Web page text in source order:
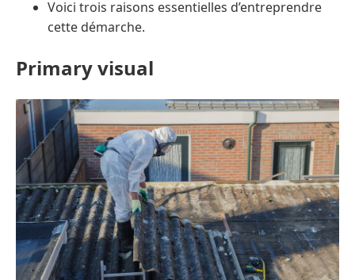
Voici trois raisons essentielles d’entreprendre
cette démarche.
Primary visual